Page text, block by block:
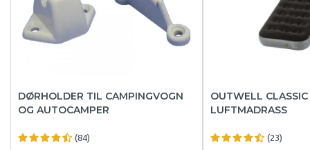
DØRHOLDER TIL CAMPINGVOGN
OG AUTOCAMPER
(84)
OUTWELL CLASSIC
LUFTMADRASS
(23)